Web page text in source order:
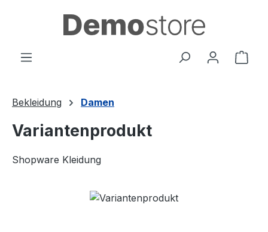
Zum Hauptinhalt springen
Bekleidung Damen
Variantenprodukt
Shopware Kleidung
Bildergalerie überspringen